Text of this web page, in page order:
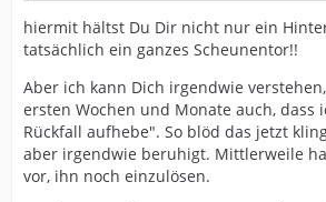
hiermit hältst Du Dir nicht nur ein
tatsächlich ein ganzes Scheunentor!!
Aber ich kann Dich irgendwie
ersten Wochen und Monate auch, dass
Rückfall aufhebe". So blöd das jetzt
aber irgendwie beruhigt. Mittlerweile
vor, ihn noch einzulösen.